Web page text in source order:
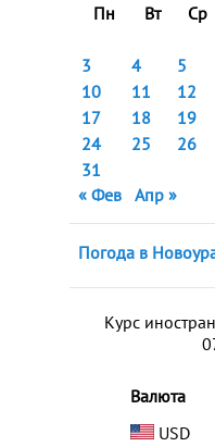
Пн
Вт Ср
3
4 5
10
11 12
17
18 19
24
25 26
31
« Фев Апр »
Погода в
Курс
Валюта
USD